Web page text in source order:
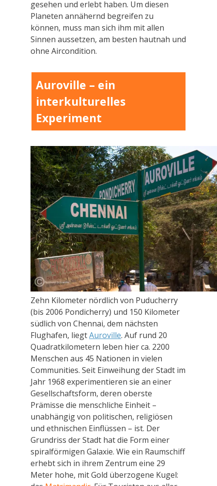
gesehen und erlebt haben. Um diesen
Planeten annähernd begreifen zu
können, muss man sich ihm mit allen
Sinnen aussetzen, am besten hautnah und
ohne Aircondition.
Auroville – ein
interkulturelles
Experiment
Zehn Kilometer nördlich von Puducherry
(bis 2006 Pondicherry) und 150 Kilometer
südlich von Chennai, dem nächsten
Flughafen, liegtAuroville. Auf rund 20
Quadratkilometern leben hier ca. 2200
Menschen aus 45 Nationen in vielen
Communities. Seit Einweihung der Stadt im
Jahr 1968 experimentieren sie an einer
Gesellschaftsform, deren oberste
Prämisse die menschliche Einheit –
unabhängig von politischen, religiösen
und ethnischen Einflüssen – ist. Der
Grundriss der Stadt hat die Form einer
spiralförmigen Galaxie. Wie ein Raumschiff
erhebt sich in ihrem Zentrum eine 29
Meter hohe, mit Gold überzogene Kugel: